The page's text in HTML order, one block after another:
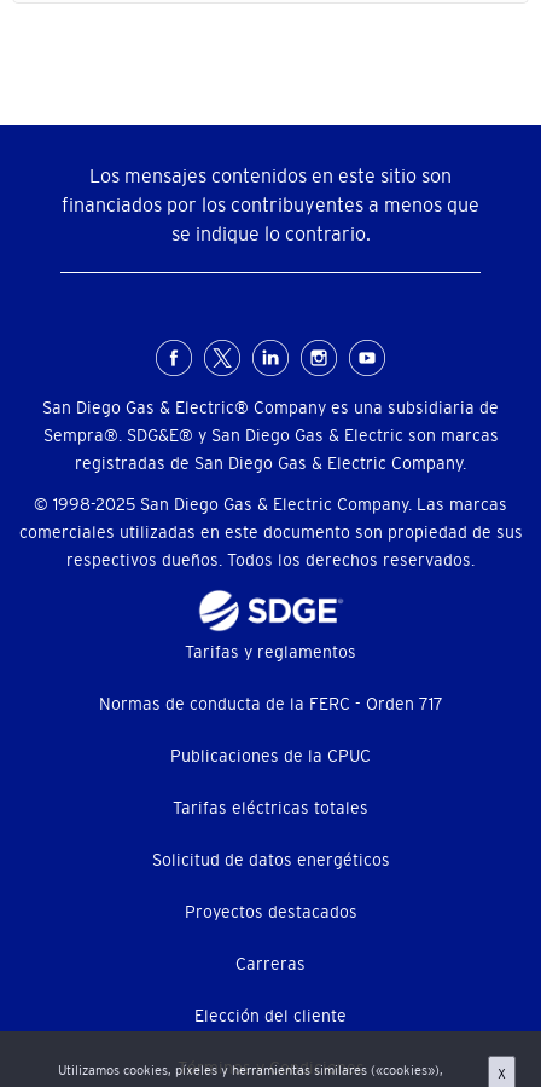
Los mensajes contenidos en este sitio son
financiados por los contribuyentes a menos que
se indique lo contrario.
social
San Diego Gas & Electric® Company es una subsidiaria de
Sempra®. SDG&E® y San Diego Gas & Electric son marcas
registradas de San Diego Gas & Electric Company.
© 1998-2025 San Diego Gas & Electric Company. Las marcas
comerciales utilizadas en este documento son propiedad de sus
respectivos dueños. Todos los derechos reservados.
Utilizamos cookies, píxeles y herramientas similares («cookies»), X
menu
secundario)
Tarifas y reglamentos
Normas de conducta de la FERC - Orden 717
Publicaciones de la CPUC
Tarifas eléctricas totales
Solicitud de datos energéticos
Proyectos destacados
Carreras
Elección del cliente
Términos y Condiciones